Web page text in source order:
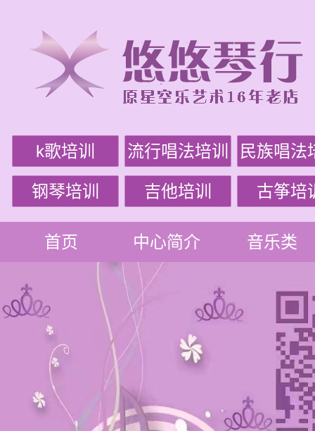
k歌培训 流行唱法培训 民族唱法
钢琴培训 吉他培训 古筝培
首页 中心简介 音乐类